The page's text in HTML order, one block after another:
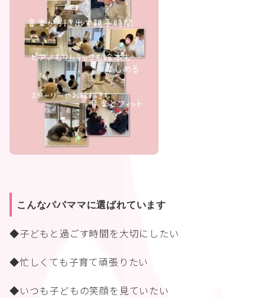
こんなパパママに選ばれています
◆子どもと過ごす時間を大切にしたい
◆忙しくても子育て頑張りたい
◆いつも子どもの笑顔を見ていたい